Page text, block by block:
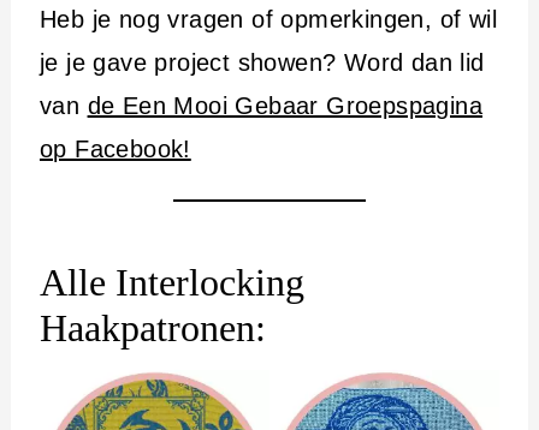
Heb je nog vragen of opmerkingen, of wil
je je gave project showen? Word dan lid
van de Een Mooi Gebaar Groepspagina
op Facebook!
Alle Interlocking
Haakpatronen: